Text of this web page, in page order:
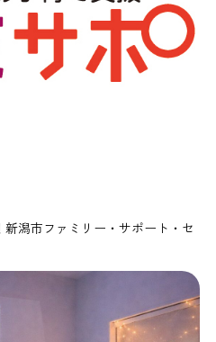
潟市ファミリー・サポート・セ